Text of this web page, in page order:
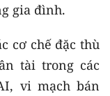
gia đình.
cơ chế đặc thù
tài trong các
vi mạch bán